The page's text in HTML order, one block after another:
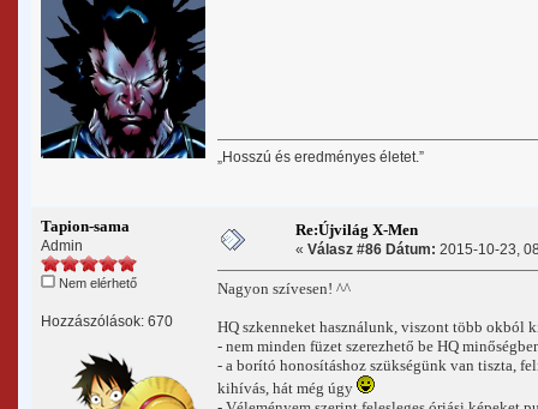
„Hosszú és eredményes életet.”
Tapion-sama
Admin
Nem elérhető
Hozzászólások: 670
Re:Újvilág X-Men
« Válasz #86 Dátum: 2015-10-23,
Nagyon szívesen! ^^
HQ szkenneket használunk, viszont több okból
- nem minden füzet szerezhető be HQ
- a borító honosításhoz szükségünk van tiszta,
kihívás, hát még úgy